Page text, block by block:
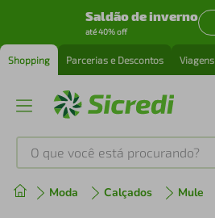
Saldão de inverno
até 40% off
Shopping Parcerias e Descontos Viagens
O que você está procurando?
Moda Calçados Mule
Produtos mais buscados